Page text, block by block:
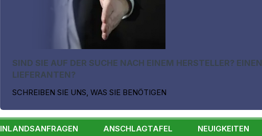
SIND SIE AUF DER SUCHE NACH EINEM HERSTELLER? EINEN
LIEFERANTEN?
SCHREIBEN SIE UNS, WAS SIE BENÖTIGEN
INLANDSANFRAGEN ANSCHLAGTAFEL NEUIGKEITEN